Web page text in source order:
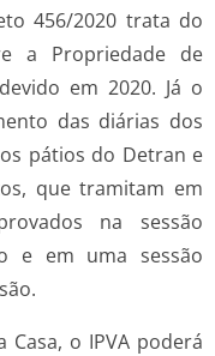
456/2020 trata do
a Propriedade de
em 2020. Já o
das diárias dos
pátios do Detran e
que tramitam em
na sessão
e em uma sessão
o IPVA poderá